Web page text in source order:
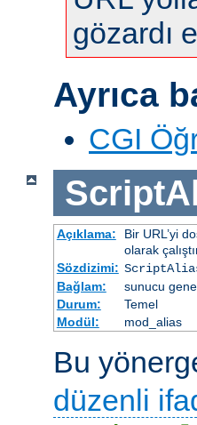
gözardı
Ayrıca
CGI
Açıklama:
Bir URL’yi
olarak
Sözdizimi:
Bağlam:
sunucu
Durum:
Temel
Modül:
mod_alias
Bu
düzenli